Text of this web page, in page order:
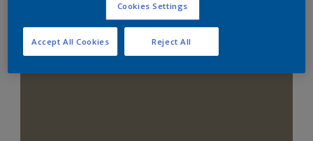
Passende Neutralfarbtöne
Cookies Settings
Reject All
Accept All Cookies